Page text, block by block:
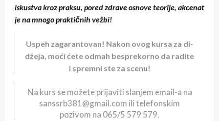
iskustva kroz praksu, pored zdrave osnove teorije, akcenat
je na mnogo praktičnih vežbi!
Uspeh zagarantovan! Nakon ovog kursa za di-
džeja, moći ćete odmah besprekorno da radite
i spremni ste za scenu!
Na kurs se možete prijaviti slanjem email-a na
sanssrb381@gmail.com ili telefonskim
pozivom na 065/5 579 579.